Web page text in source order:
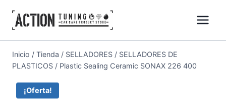
Inicio / Tienda / SELLADORES / SELLADORES DE
PLASTICOS / Plastic Sealing Ceramic SONAX 226 400
¡Oferta!